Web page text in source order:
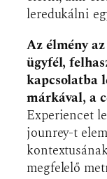
leredukálni
Az élmény
ügyfél,
kapcsolatba
márkával, a
Experiencet
jounrey-t
megfelelő